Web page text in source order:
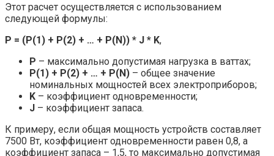
Этот расчет осуществляется с использованием
следующей формулы:
P = (P(1) + P(2) + … + P(N)) * J * K,
P – максимально допустимая нагрузка в ваттах;
P(1) + P(2) + … + P(N) – общее значение
номинальных мощностей всех электроприборов;
K – коэффициент одновременности;
J – коэффициент запаса.
К примеру, если общая мощность устройств составляет
7500 Вт, коэффициент одновременности равен 0,8, а
коэффициент запаса – 1,5, то максимально допустимая